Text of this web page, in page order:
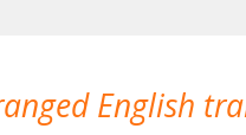
English